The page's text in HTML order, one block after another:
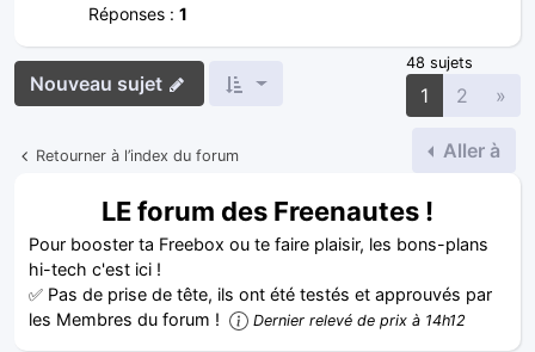
Réponses : 1
Nouveau sujet
48 sujets
1 2 »
Retourner à l’index du forum Aller à
LE forum des Freenautes !
Pour booster ta Freebox ou te faire plaisir, les bons-plans
hi-tech c'est ici !
✅ Pas de prise de tête, ils ont été testés et approuvés par
les Membres du forum !
Dernier relevé de prix à 14h12